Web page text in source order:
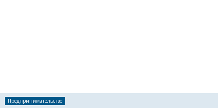
Предпринимательство